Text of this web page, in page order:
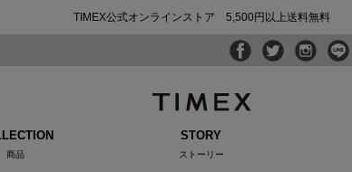
TIMEX公式オンラインストア 5,500円以上送料無料
商品
STORY
ストーリー